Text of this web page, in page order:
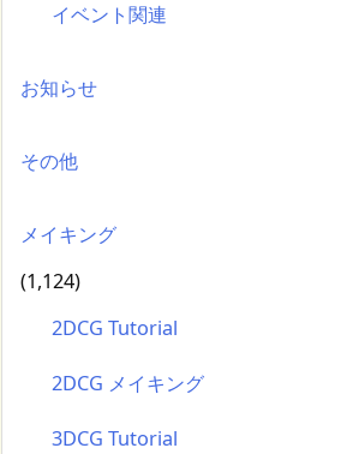
イベント関連
お知らせ
その他
メイキング
(1,124)
2DCG Tutorial
2DCG メイキング
3DCG Tutorial